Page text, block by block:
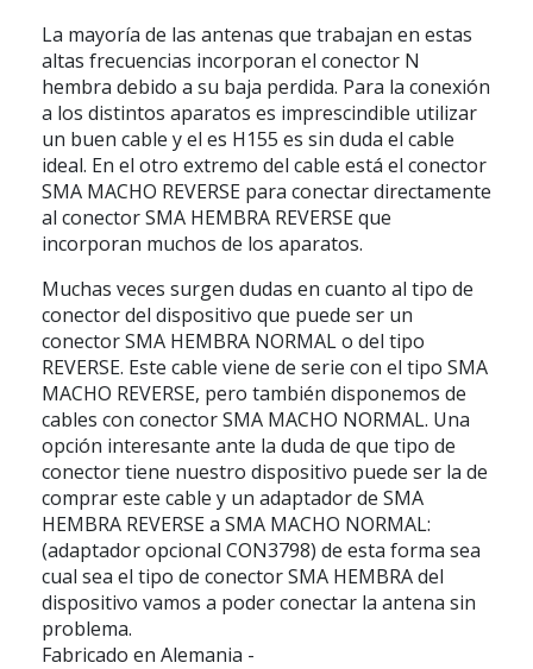
La mayoría de las antenas que trabajan en estas
altas frecuencias incorporan el conector N
hembra debido a su baja perdida. Para la conexión
a los distintos aparatos es imprescindible utilizar
un buen cable y el es H155 es sin duda el cable
ideal. En el otro extremo del cable está el conector
SMA MACHO REVERSE para conectar directamente
al conector SMA HEMBRA REVERSE que
incorporan muchos de los aparatos.
Muchas veces surgen dudas en cuanto al tipo de
conector del dispositivo que puede ser un
conector SMA HEMBRA NORMAL o del tipo
REVERSE. Este cable viene de serie con el tipo SMA
MACHO REVERSE, pero también disponemos de
cables con conector SMA MACHO NORMAL. Una
opción interesante ante la duda de que tipo de
conector tiene nuestro dispositivo puede ser la de
comprar este cable y un adaptador de SMA
HEMBRA REVERSE a SMA MACHO NORMAL:
(adaptador opcional CON3798) de esta forma sea
cual sea el tipo de conector SMA HEMBRA del
dispositivo vamos a poder conectar la antena sin
problema.
Fabricado en Alemania -